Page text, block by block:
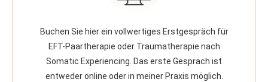
Buchen Sie hier ein vollwertiges Erstgespräch für
EFT-Paartherapie oder Traumatherapie nach
Somatic Experiencing​. Das erste Gespräch ist
entweder online oder in meiner Praxis möglich.